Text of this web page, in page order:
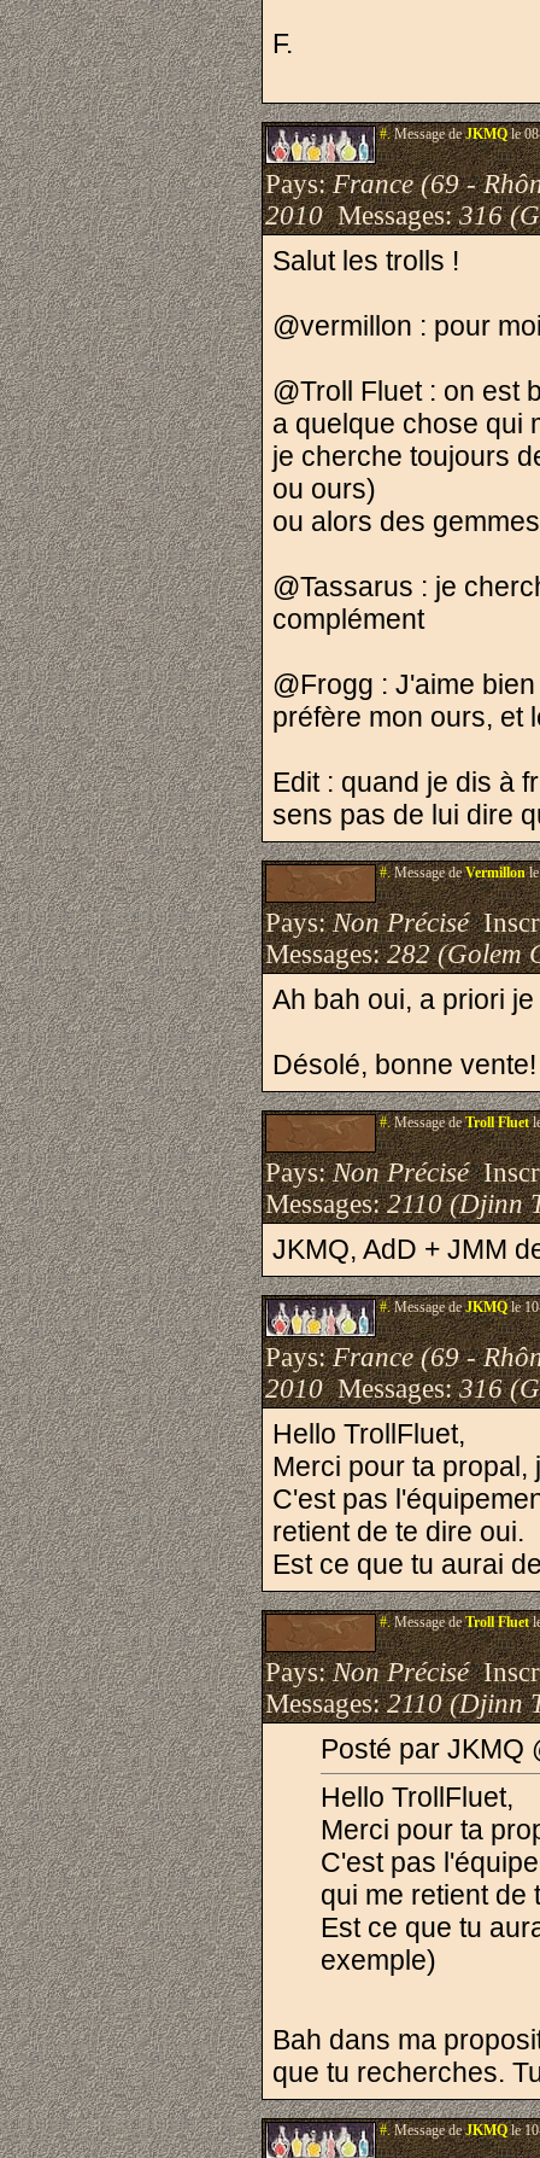
F.
#.Message deJKMQle
Pays:France (69 -
2010Messages:316
Salut les trolls !
@vermillon : pour
@Troll Fluet : on est
a quelque chose qui
je cherche toujours
ou ours)
ou alors des
@Tassarus : je
complément
@Frogg : J'aime
préfère mon ours, et
Edit : quand je dis à
sens pas de lui dire
#.Message deVermillonle
Pays:Non Précisé
Messages:282 (Golem
Ah bah oui, a priori
Désolé, bonne vente!
#.Message deTroll Fluet
Pays:Non Précisé
Messages:2110 (Djinn
JKMQ, AdD + JMM
#.Message deJKMQle
Pays:France (69 -
2010Messages:316
Hello TrollFluet,
Merci pour ta
C'est pas
retient de te dire oui.
Est ce que tu aurai
#.Message deTroll Fluet
Pays:Non Précisé
Messages:2110 (Djinn
Posté par JKMQ
Hello TrollFluet,
Merci pour ta
C'est pas
qui me retient de
Est ce que tu
exemple)
Bah dans ma
que tu recherches.
#.Message deJKMQle